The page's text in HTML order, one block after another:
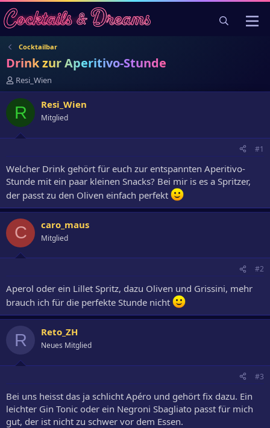
Cocktailbar
Drink zur Aperitivo-Stunde
E
r
s
t
r
Resi_Wien
R Resi_Wien
Mitglied
#1
Welcher Drink gehört für euch zur entspannten Aperitivo-
Stunde mit ein paar kleinen Snacks? Bei mir is es a Spritzer,
der passt zu den Oliven einfach perfekt
C caro_maus
Mitglied
#2
Aperol oder ein Lillet Spritz, dazu Oliven und Grissini, mehr
brauch ich für die perfekte Stunde nicht
R Reto_ZH
Neues Mitglied
#3
Bei uns heisst das ja schlicht Apéro und gehört fix dazu. Ein
leichter Gin Tonic oder ein Negroni Sbagliato passt für mich
gut, der ist nicht zu schwer vor dem Essen.